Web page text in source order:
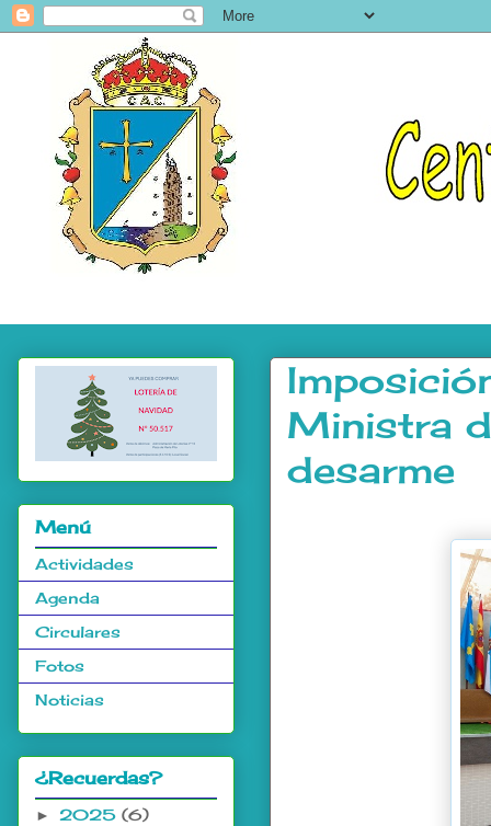
Ministra
desarme
Menú
Actividades
Agenda
Circulares
Fotos
Noticias
¿Recuerdas?
► 2025 (6)